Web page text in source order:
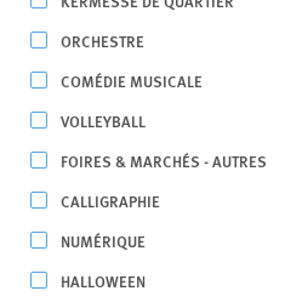
ORCHESTRE
COMÉDIE MUSICALE
VOLLEYBALL
FOIRES & MARCHÉS - AUTRES
CALLIGRAPHIE
NUMÉRIQUE
HALLOWEEN